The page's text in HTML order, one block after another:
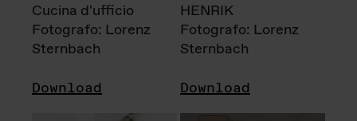
Cucina d'ufficio
Fotografo: Lorenz
Sternbach
Download
HENRIK
Fotografo: Lorenz
Sternbach
Download